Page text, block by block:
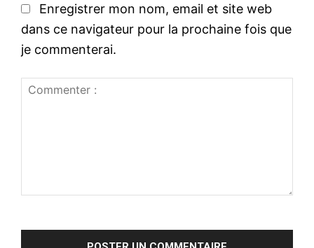
Enregistrer mon nom, email et site web
dans ce navigateur pour la prochaine fois que
je commenterai.